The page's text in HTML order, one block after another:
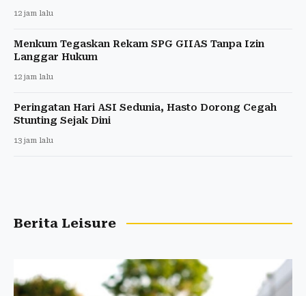
12 jam lalu
Menkum Tegaskan Rekam SPG GIIAS Tanpa Izin
Langgar Hukum
12 jam lalu
Peringatan Hari ASI Sedunia, Hasto Dorong Cegah
Stunting Sejak Dini
13 jam lalu
Berita Leisure